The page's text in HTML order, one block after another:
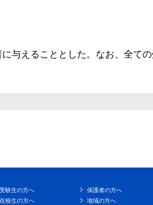
えることとした。なお、全て
受験生の方へ
在校生の方へ
保護者の方へ
地域の方へ